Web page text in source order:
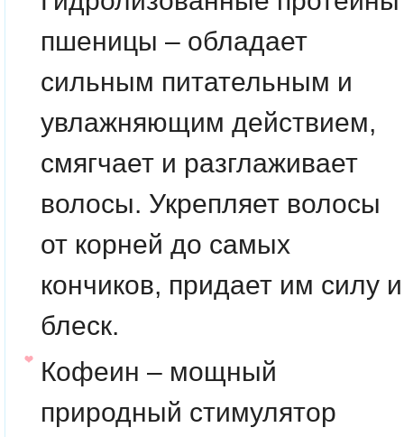
пшеницы – обладает
сильным питательным и
увлажняющим действием,
смягчает и разглаживает
волосы. Укрепляет волосы
от корней до самых
кончиков, придает им силу и
блеск.
Кофеин – мощный
природный стимулятор